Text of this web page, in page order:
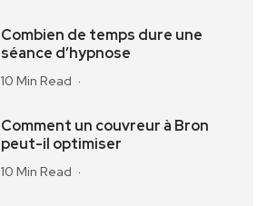
Combien de temps dure une
séance d’hypnose
10 Min Read
Comment un couvreur à Bron
peut-il optimiser
10 Min Read